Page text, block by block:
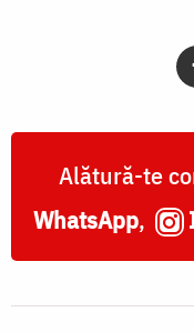
Alătură-te
WhatsApp,